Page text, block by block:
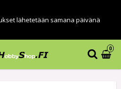
lähetetään samana päivänä
0